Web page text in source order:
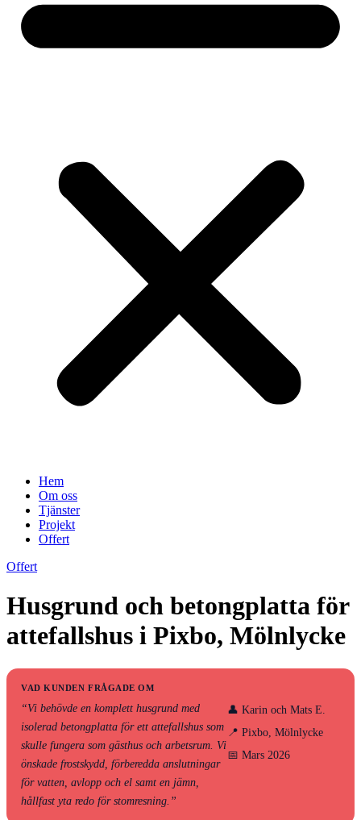
Hem
Om oss
Tjänster
Projekt
Offert
Offert
Husgrund och betongplatta för
attefallshus i Pixbo, Mölnlycke
VAD KUNDEN FRÅGADE OM
“Vi behövde en komplett husgrund med
isolerad betongplatta för ett attefallshus som
skulle fungera som gästhus och arbetsrum. Vi
önskade frostskydd, förberedda anslutningar
för vatten, avlopp och el samt en jämn,
hållfast yta redo för stomresning.”
👤 Karin och Mats E.
📍 Pixbo, Mölnlycke
📅 Mars 2026